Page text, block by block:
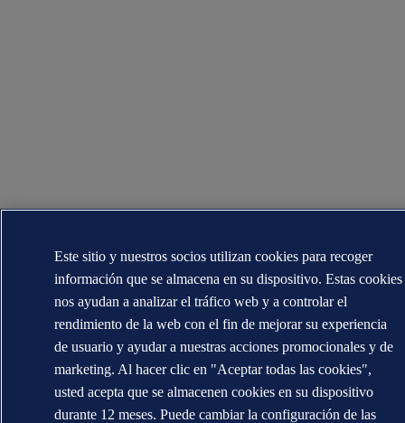
Este sitio y nuestros socios utilizan cookies para recoger
información que se almacena en su dispositivo. Estas cookies
nos ayudan a analizar el tráfico web y a controlar el
rendimiento de la web con el fin de mejorar su experiencia
de usuario y ayudar a nuestras acciones promocionales y de
marketing. Al hacer clic en "Aceptar todas las cookies",
usted acepta que se almacenen cookies en su dispositivo
durante 12 meses. Puede cambiar la configuración de las